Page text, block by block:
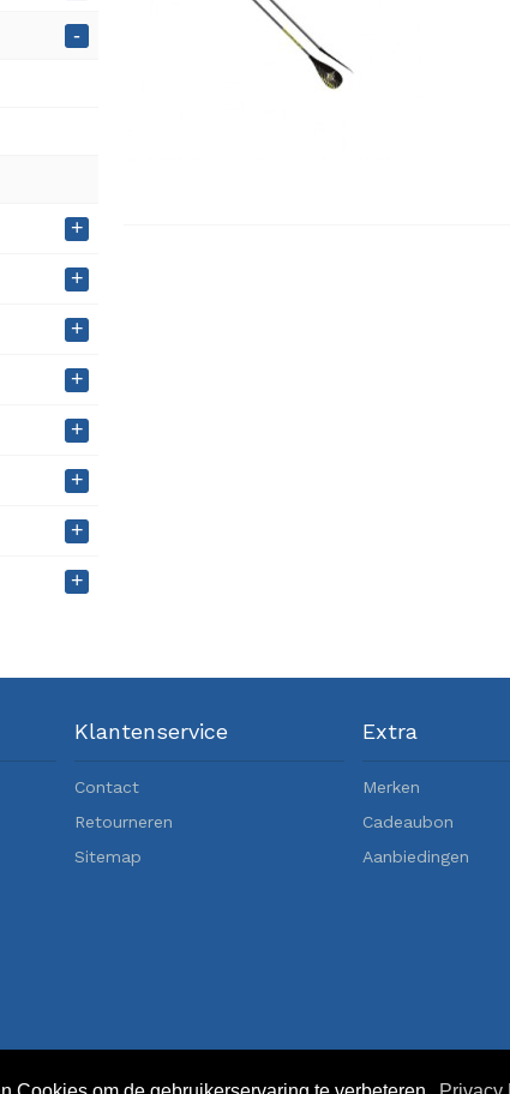
-
+
+
+
+
+
+
+
+
Klantenservice
Contact
Retourneren
Sitemap
Extra
Merken
Cadeaubon
Aanbiedingen